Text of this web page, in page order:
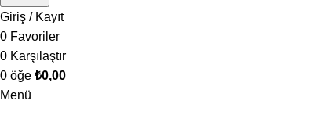
Giriş / Kayıt
0 Favoriler
0 Karşılaştır
0 öğe ₺0,00
Menü